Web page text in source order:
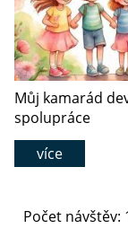
Můj kamarád
spolupráce
více
Počet návštěv: